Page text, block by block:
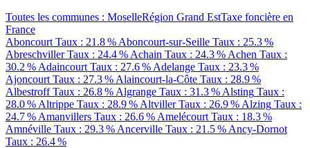
Toutes les communes : MoselleRégion Grand EstTaxe foncière en
France
Aboncourt Taux : 21.8 % Aboncourt-sur-Seille Taux : 25.3 %
AbreschvillerTaux : 24.4 % Achain Taux : 24.3 % Achen Taux :
30.2 % Adaincourt Taux : 27.6 % Adelange Taux : 23.3 %
Ajoncourt Taux : 27.3 % Alaincourt-la-Côte Taux : 28.9 %
AlbestroffTaux : 26.8 % Algrange Taux : 31.3 % Alsting Taux :
28.0 % Altrippe Taux : 28.9 % AltvillerTaux : 26.9 % Alzing Taux :
24.7 % Amanvillers Taux : 26.6 % Amelécourt Taux : 18.3 %
Amnéville Taux : 29.3 % Ancerville Taux : 21.5 % Ancy-Dornot
Taux : 26.4 %